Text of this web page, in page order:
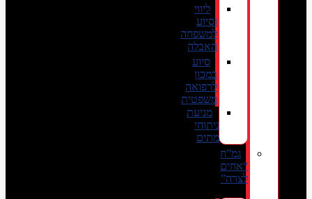
ליווי
וסיוע
למשפחה
האבלה
סיוע
במכון
לרפואה
משפטית
מניעת
ניתוחי
מתים
גמ”ח
“אחים
לצרה”